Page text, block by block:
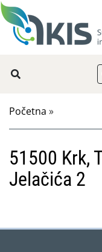
Početna »
51500 Krk,
Jelačića 2